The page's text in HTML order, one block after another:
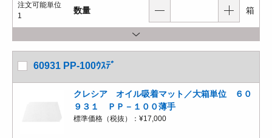
注文可能単位
1
数量 箱
60931 PP-100ｳｽﾃﾞ
クレシア オイル吸着マット／大箱単位 ６０
９３１ ＰＰ－１００薄手
標準価格（税抜）： ¥17,000